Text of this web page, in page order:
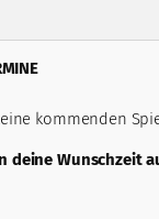
kommenden
deine Wunschzeit